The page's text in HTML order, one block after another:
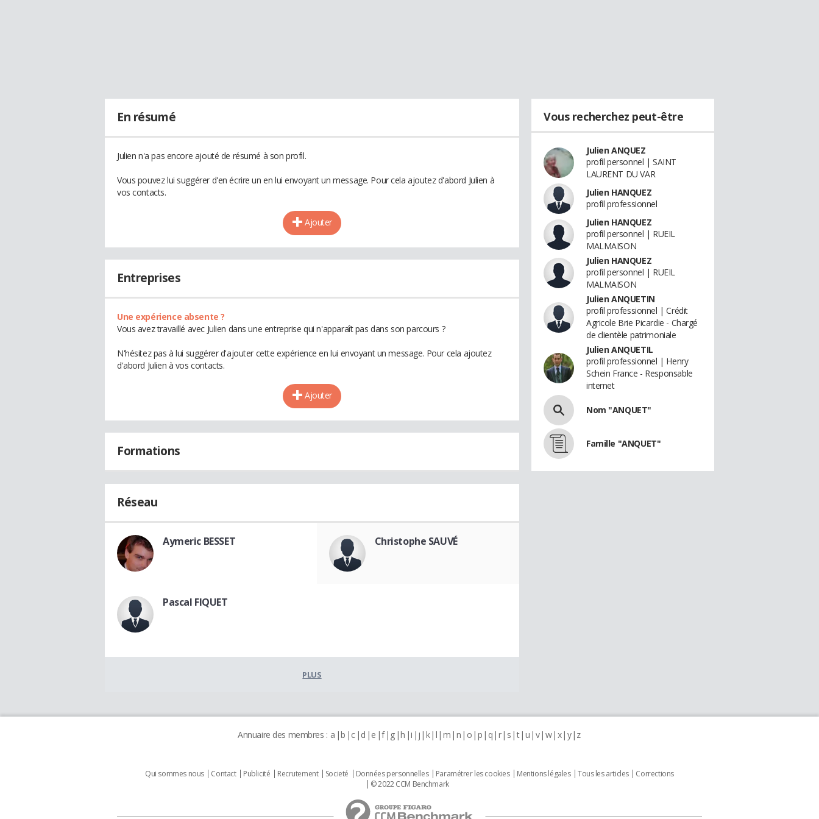
En résumé
Julien n'a pas encore ajouté de résumé à son profil.
Vous pouvez lui suggérer d'en écrire un en lui envoyant un message. Pour cela ajoutez d'abord Julien à
vos contacts.
Ajouter
Entreprises
Une expérience absente ?
Vous avez travaillé avec Julien dans une entreprise qui n'apparaît pas dans son parcours ?
N'hésitez pas à lui suggérer d'ajouter cette expérience en lui envoyant un message. Pour cela ajoutez
d'abord Julien à vos contacts.
Ajouter
Formations
Réseau
Aymeric BESSET Christophe SAUVÉ
Pascal FIQUET
PLUS
Vous recherchez peut-être
Julien ANQUEZ
profil personnel | SAINT
LAURENT DU VAR
Julien HANQUEZ
profil professionnel
Julien HANQUEZ
profil personnel | RUEIL
MALMAISON
Julien HANQUEZ
profil personnel | RUEIL
MALMAISON
Julien ANQUETIN
profil professionnel | Crédit
Agricole Brie Picardie - Chargé
de clientèle patrimoniale
Julien ANQUETIL
profil professionnel | Henry
Schein France - Responsable
internet
Nom "ANQUET"
Famille "ANQUET"
Annuaire des membres : a b c d e f g h i j k l m n o p q r s t u v w x y z
Qui sommes nous Contact Publicité Recrutement Societé Données personnelles Paramétrer les cookies Mentions légales Tous les articles
Corrections
© 2022 CCM Benchmark